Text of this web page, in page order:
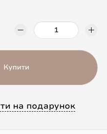
Купити
на подарунок